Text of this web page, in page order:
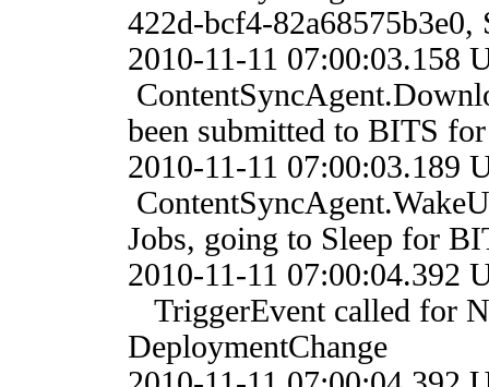
422d-bcf4-82a68575b3e0,
2010-11-11
been submitted to BITS
2010-11-11
Jobs, going to Sleep for
2010-11-11
TriggerEvent called for
DeploymentChange